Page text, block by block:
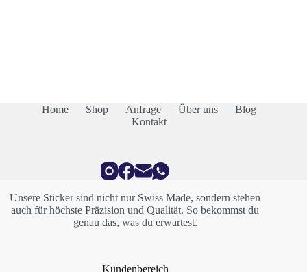
Home Shop Anfrage Über uns
Blog
Kontakt
Unsere Sticker sind nicht nur Swiss Made, sondern stehen
auch für höchste Präzision und Qualität. So bekommst du
genau das, was du erwartest.
Kundenbereich